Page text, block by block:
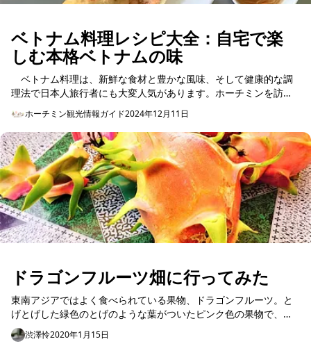
ベトナム料理レシピ大全：自宅で楽
しむ本格ベトナムの味
ベトナム料理は、新鮮な食材と豊かな風味、そして健康的な調
理法で日本人旅行者にも大変人気があります。ホーチミンを訪れ
た旅行者が帰国後も自宅で簡単に再現できる本格的な「ベトナム
料理レシピ」...
ホーチミン観光情報ガイド2024年12月11日
ドラゴンフルーツ畑に行ってみた
東南アジアではよく食べられている果物、ドラゴンフルーツ。と
げとげした緑色のとげのような葉がついたピンク色の果物で、名
前とともに、見た目のインパクトもある果物ですね。
渋澤怜2020年1月15日